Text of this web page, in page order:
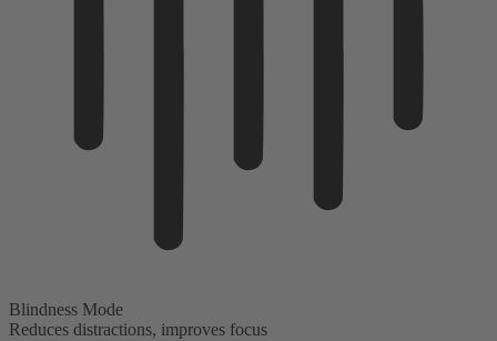
Blindness Mode
Reduces distractions, improves focus